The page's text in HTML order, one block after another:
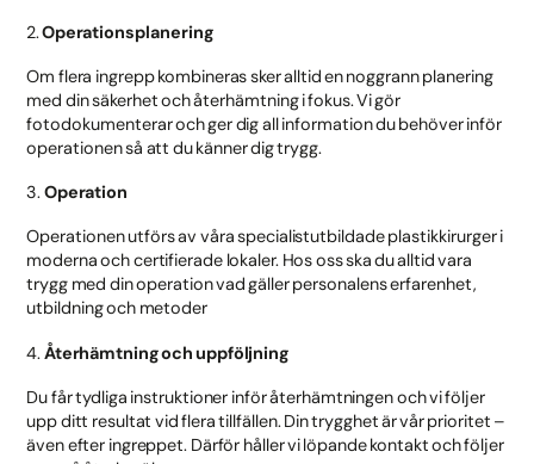
2.Operationsplanering
Om flera ingrepp kombineras sker alltid en noggrann planering
med din säkerhet och återhämtning i fokus. Vi gör
fotodokumenterar och ger dig all information du behöver inför
operationen så att du känner dig trygg.
3.Operation
Operationen utförs av våra specialistutbildade plastikkirurger i
moderna och certifierade lokaler. Hos oss ska du alltid vara
trygg med din operation vad gäller personalens erfarenhet,
utbildning och metoder
4.Återhämtning och uppföljning
Du får tydliga instruktioner inför återhämtningen och vi följer
upp ditt resultat vid flera tillfällen. Din trygghet är vår prioritet –
även efter ingreppet. Därför håller vi löpande kontakt och följer